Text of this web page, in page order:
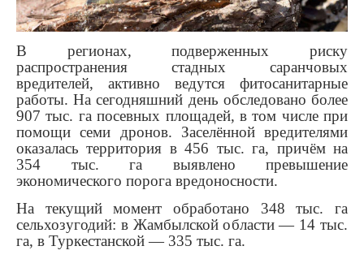
В регионах, подверженных риску
распространения стадных саранчовых
вредителей, активно ведутся фитосанитарные
работы. На сегодняшний день обследовано более
907 тыс. га посевных площадей, в том числе при
помощи семи дронов. Заселённой вредителями
оказалась территория в 456 тыс. га, причём на
354 тыс. га выявлено превышение
экономического порога вредоносности.
На текущий момент обработано 348 тыс. га
сельхозугодий: в Жамбылской области — 14 тыс.
га, в Туркестанской — 335 тыс. га.